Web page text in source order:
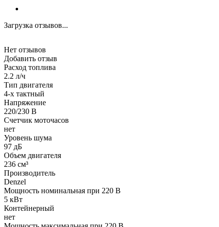
Загрузка отзывов...
Нет отзывов
Добавить отзыв
Расход топлива
2.2 л/ч
Тип двигателя
4-х тактный
Напряжение
220/230 В
Счетчик моточасов
нет
Уровень шума
97 дБ
Объем двигателя
236 см³
Производитель
Denzel
Мощность номинальная при 220 В
5 кВт
Контейнерный
нет